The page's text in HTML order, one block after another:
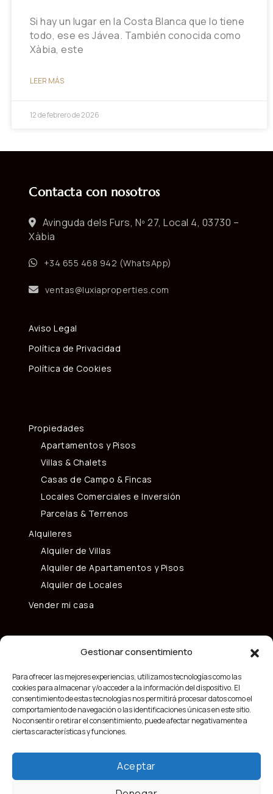
Gestionar consentimiento
Para ofrecer las mejores experiencias, utilizamos tecnologías como las
cookies para almacenar y/o acceder a la información del dispositivo. El
consentimiento de estas tecnologías nos permitirá procesar datos como el
comportamiento de navegación o las identificaciones únicas en este sitio.
No consentir o retirar el consentimiento, puede afectar negativamente a
ciertas características y funciones.
Aceptar
Si hay un lugar en la Costa Blanca que lo tiene
todo, ese es Jávea. También conocida como
Xàbia, este
LEER MÁS
12 de febrero de 2026
Contacta con nosotros
Avinguda dels Furs, Nº 27, Local 4, 03730 –
Xàbia
+34 655 468 942 (WhatsApp)
ventas@luxiaproperties.com
Aviso Legal
Política de Privacidad
Política de Cookies
Propiedades
Apartamentos y Pisos
Villas & Chalets
Casas de Campo & Fincas
Locales Comerciales e Inversión
Parcelas & Terrenos
Alquileres
Alquiler de Villas
Alquiler de Apartamentos y Pisos
Alquiler de Locales
Vender mi casa